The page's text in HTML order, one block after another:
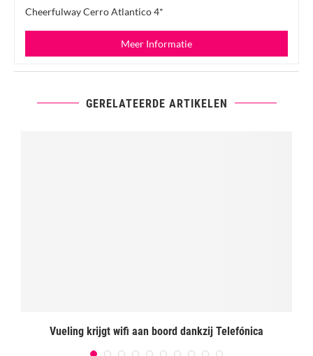
Cheerfulway Cerro Atlantico 4*
Meer Informatie
GERELATEERDE ARTIKELEN
Vueling krijgt wifi aan boord dankzij Telefónica